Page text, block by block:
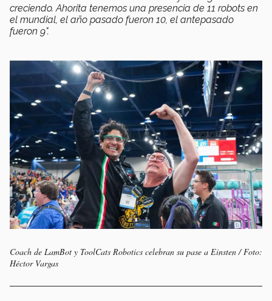
creciendo. Ahorita tenemos una presencia de 11 robots en
el mundial, el año pasado fueron 10, el antepasado
fueron 9".
Coach de LamBot y ToolCats Robotics celebran su pase a Einsten / Foto:
Héctor Vargas